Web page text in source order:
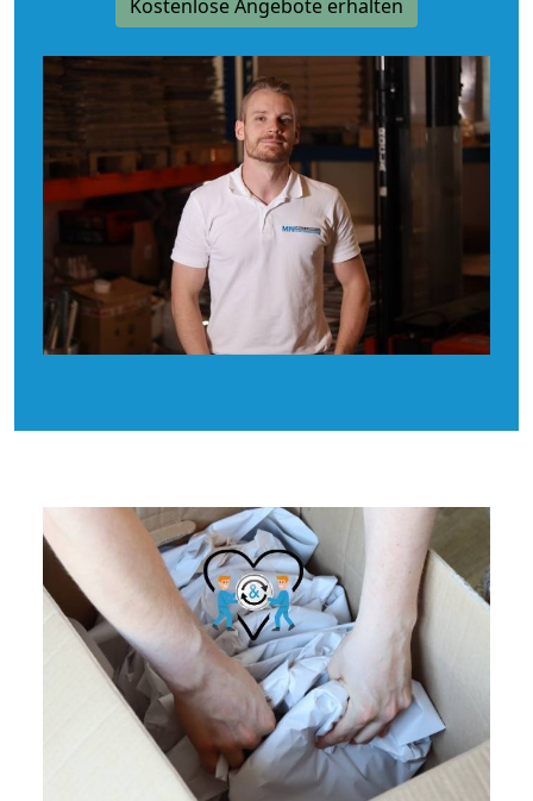
Kostenlose Angebote erhalten